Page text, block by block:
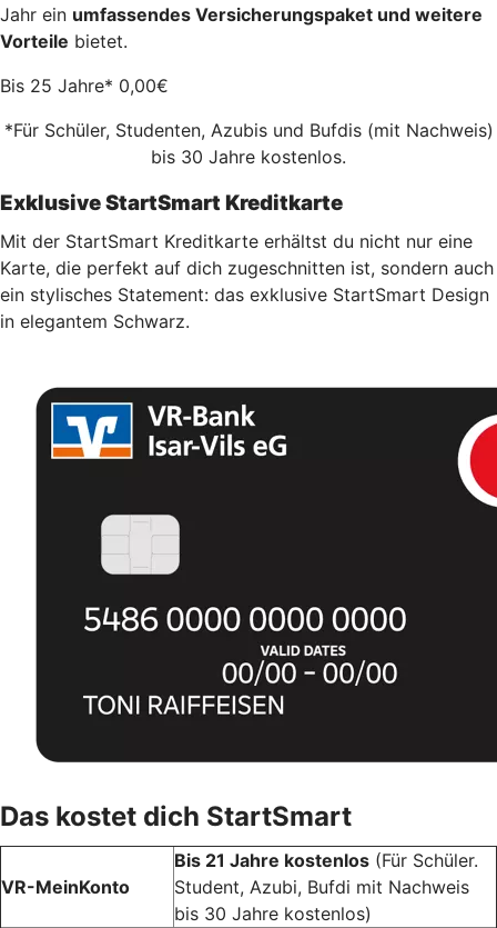
Jahr ein umfassendes Versicherungspaket und weitere
Vorteile bietet.
Bis 25 Jahre* 0,00€
*Für Schüler, Studenten, Azubis und Bufdis (mit Nachweis)
bis 30 Jahre kostenlos.
Exklusive StartSmart Kreditkarte
Mit der StartSmart Kreditkarte erhältst du nicht nur eine
Karte, die perfekt auf dich zugeschnitten ist, sondern auch
ein stylisches Statement: das exklusive StartSmart Design
in elegantem Schwarz.
Das kostet dich StartSmart
VR-MeinKonto
Bis 21 Jahre kostenlos (Für Schüler.
Student, Azubi, Bufdi mit Nachweis
bis 30 Jahre kostenlos)